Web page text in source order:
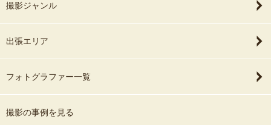
撮影ジャンル
出張エリア
フォトグラファー一覧
撮影の事例を見る